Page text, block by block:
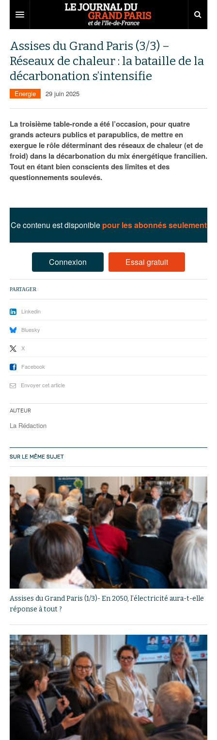
Territoires
Aménagement
Collectivités
Services urbains
Entreprises
Développement économique
Attractivité
Innovation
Transport
Départements
77
78
91
Nominations
Portraits
Agenda
Les Assises du Grand Paris
Éditions précédentes
Le podcast
Ecouter les épisodes
Assises du Grand Paris (3/3) –
Réseaux de chaleur : la bataille de la
décarbonation s’intensifie
Energie 29 juin 2025
La troisième table-ronde a été l’occasion, pour quatre
grands acteurs publics et parapublics, de mettre en
exergue le rôle déterminant des réseaux de chaleur (et de
froid) dans la décarbonation du mix énergétique francilien.
Tout en étant bien conscients des limites et des
questionnements soulevés.
Ce contenu est disponible pour les abonnés seulement
Connexion Essai gratuit
PARTAGER
Linkedin
Bluesky
X
Facebook
Envoyer cet article
Auteur
La Rédaction
SUR LE MÊME SUJET
Assises du Grand Paris (1/3)- En 2050, l’électricité aura-t-elle
réponse à tout ?